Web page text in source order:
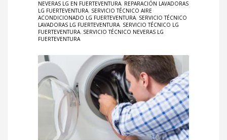
NEVERAS LG EN FUERTEVENTURA, REPARACIÓN LAVADORAS
LG FUERTEVENTURA, SERVICIO TÉCNICO AIRE
ACONDICIONADO LG FUERTEVENTURA, SERVICIO TÉCNICO
LAVADORAS LG FUERTEVENTURA, SERVICIO TÉCNICO LG
FUERTEVENTURA, SERVICIO TÉCNICO NEVERAS LG
FUERTEVENTURA